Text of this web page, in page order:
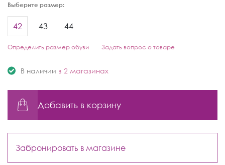
Выберите размер:
42 43 44
Определить размер обуви Задать вопрос о товаре
В наличии в 2 магазинах
Добавить в корзину
Забронировать в магазине